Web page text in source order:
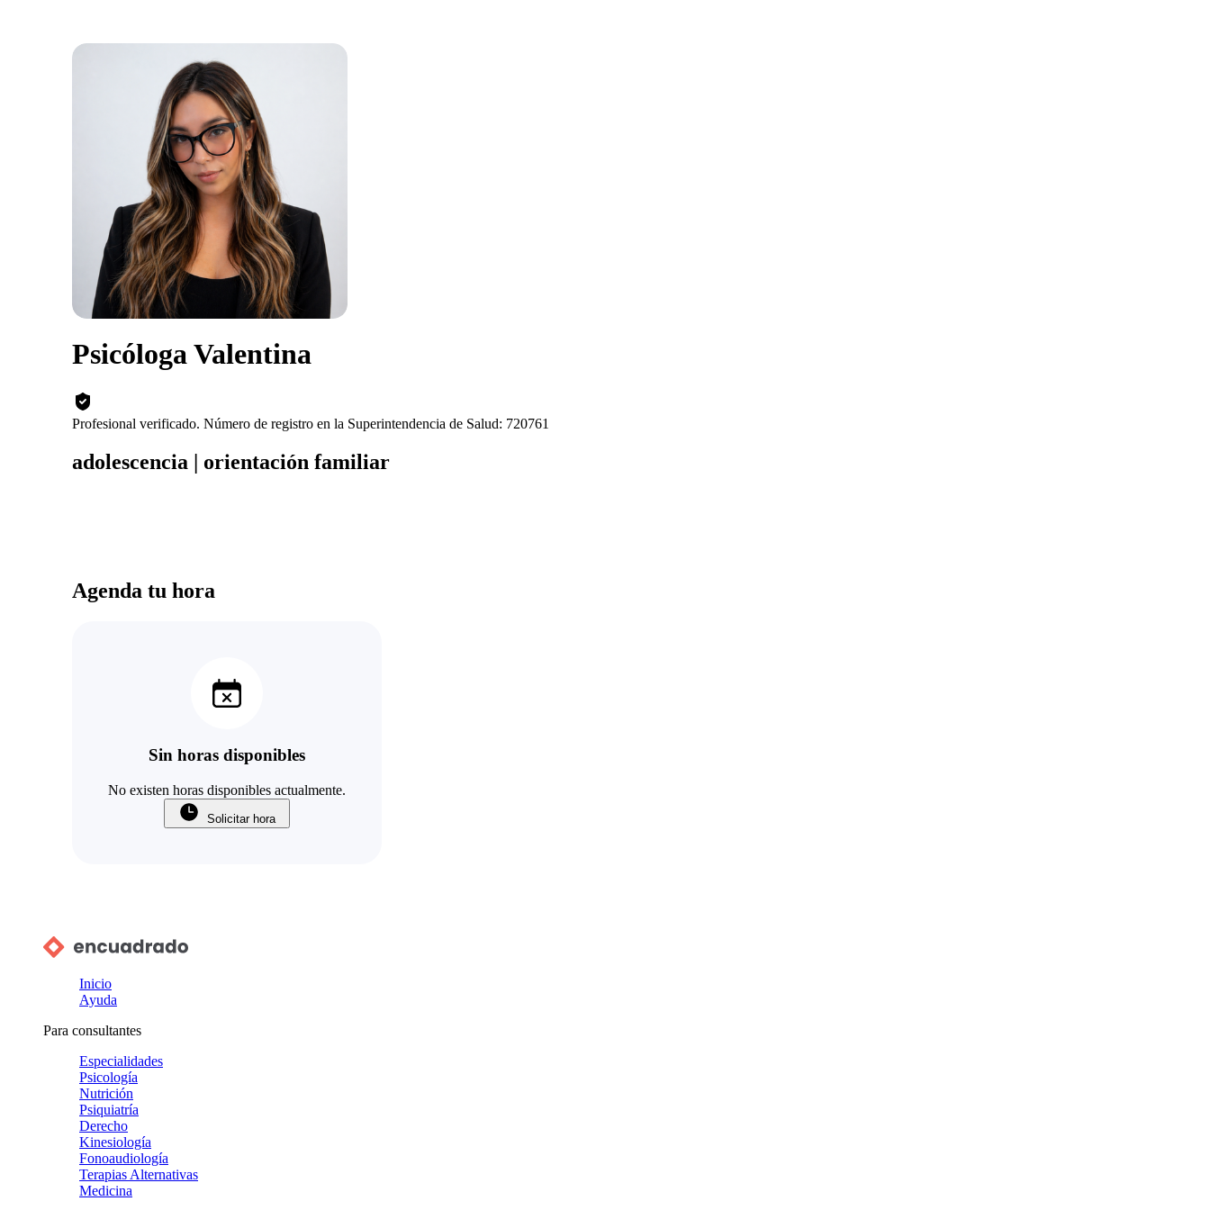
Psicóloga Valentina
Profesional verificado. Número de registro en la Superintendencia de Salud: 720761
adolescencia | orientación familiar
Agenda tu hora
Sin horas disponibles
No existen horas disponibles actualmente.
Solicitar hora
Inicio
Ayuda
Para consultantes
Especialidades
Psicología
Nutrición
Psiquiatría
Derecho
Kinesiología
Fonoaudiología
Terapias Alternativas
Medicina